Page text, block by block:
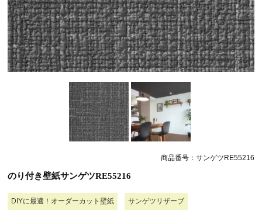
商品番号：サンゲツRE55216
のり付き壁紙サンゲツRE55216
DIYに最適！オーダーカット壁紙 サンゲツリザーブ